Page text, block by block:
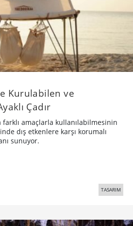
Kurulabilen ve
Çadır
farklı amaçlarla kullanılabilmesinin
dış etkenlere karşı korumalı
sunuyor.
TASARIM